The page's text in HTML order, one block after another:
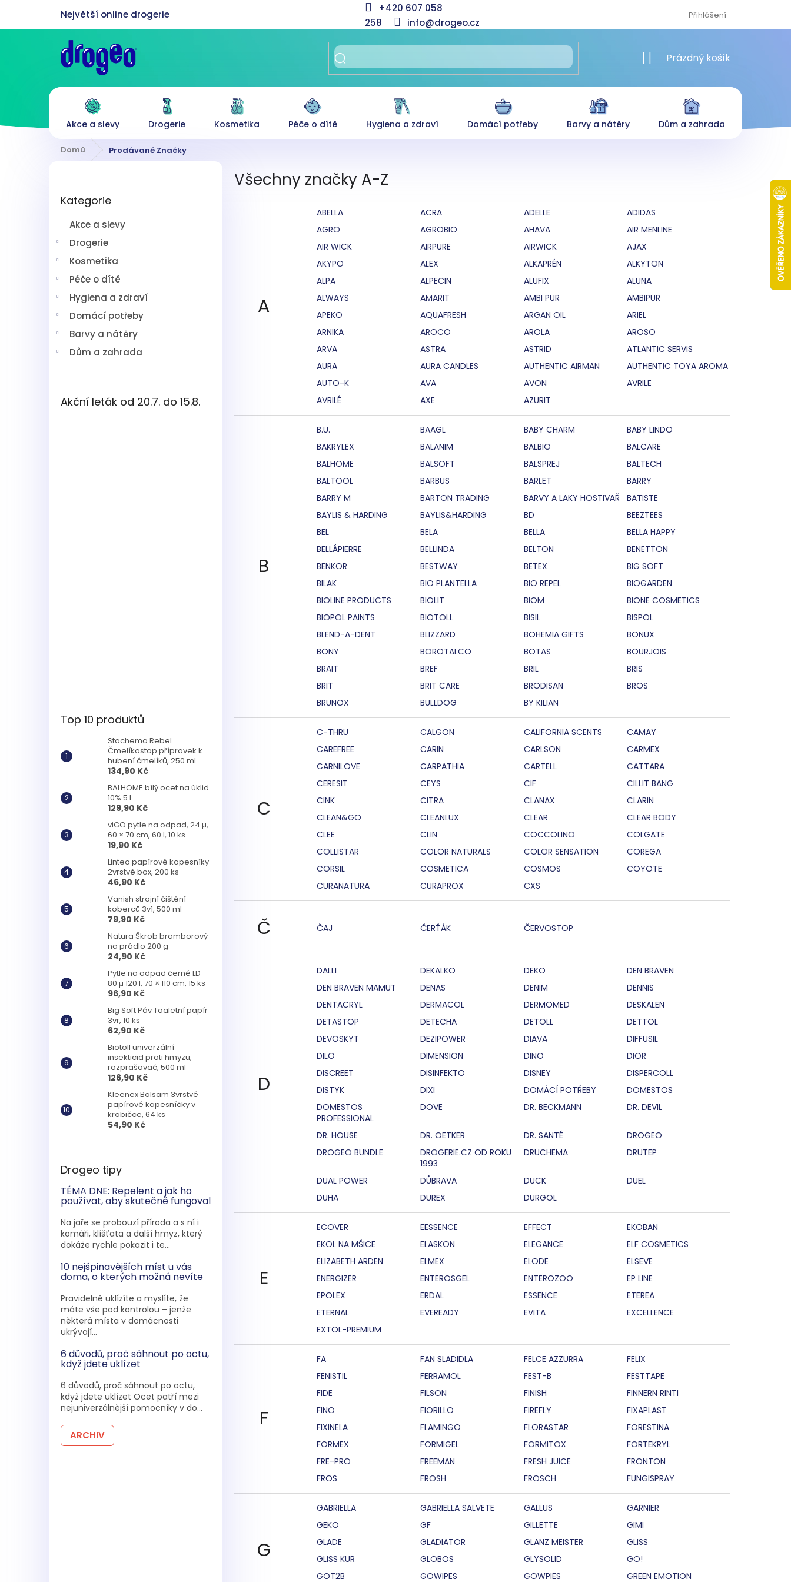
obsah
+420 607 058
258
info@drogeo.cz
Přihlášení
NÁKUPNÍ KOŠÍK
Prázdný košík
Akce a slevy Drogerie Kosmetika Péče o dítě Hygiena a zdraví Domácí potřeby Barvy a nátěry Dům a zahrada
Domů Prodávané Značky
kategorie
Kategorie
Akce a slevy
Drogerie
Kosmetika
Péče o dítě
Hygiena a zdraví
Domácí potřeby
Barvy a nátěry
Dům a zahrada
Akční leták od 20.7. do 15.8.
Top 10 produktů
Stachema Rebel
Čmelíkostop přípravek k
hubení čmelíků, 250 ml
134,90 Kč
BALHOME bílý ocet na úklid
10% 5 l
129,90 Kč
viGO pytle na odpad, 24 µ,
60 × 70 cm, 60 l, 10 ks
19,90 Kč
Linteo papírové kapesníky
2vrstvé box, 200 ks
46,90 Kč
Vanish strojní čištění
koberců 3v1, 500 ml
79,90 Kč
Natura Škrob bramborový
na prádlo 200 g
24,90 Kč
Pytle na odpad černé LD
80 µ 120 l, 70 × 110 cm, 15 ks
96,90 Kč
Big Soft Páv Toaletní papír
3vr, 10 ks
62,90 Kč
Biotoll univerzální
insekticid proti hmyzu,
rozprašovač, 500 ml
126,90 Kč
Kleenex Balsam 3vrstvé
papírové kapesníčky v
krabičce, 64 ks
54,90 Kč
Drogeo tipy
TÉMA DNE: Repelent a jak ho
používat, aby skutečně fungoval
Na jaře se probouzí příroda a s ní i
komáři, klíšťata a další hmyz, který
dokáže rychle pokazit i te...
10 nejšpinavějších míst u vás
doma, o kterých možná nevíte
Pravidelně uklízíte a myslíte, že
máte vše pod kontrolou – jenže
některá místa v domácnosti
ukrývají...
6 důvodů, proč sáhnout po octu,
když jdete uklízet
6 důvodů, proč sáhnout po octu,
když jdete uklízet Ocet patří mezi
nejuniverzálnější pomocníky v do...
ARCHIV
Všechny značky A-Z
A
ABELLA ACRA ADELLE
ADIDAS
AGRO
AGROBIO AHAVA
AIR MENLINE
AIR WICK
AIRPURE AIRWICK
AJAX
AKYPO
ALEX ALKAPRÉN
ALKYTON
ALPA
ALPECIN ALUFIX
ALUNA
ALWAYS
AMARIT AMBI PUR
AMBIPUR
APEKO
AQUAFRESH ARGAN OIL
ARIEL
ARNIKA
AROCO AROLA
AROSO
ARVA
ASTRA ASTRID
ATLANTIC SERVIS
AURA
AURA CANDLES AUTHENTIC AIRMAN
AUTHENTIC TOYA AROMA
AUTO-K
AVA AVON
AVRILE
AVRILÉ
AXE AZURIT
B
B.U. BAAGL BABY CHARM
BABY LINDO
BAKRYLEX
BALANIM BALBIO
BALCARE
BALHOME
BALSOFT BALSPREJ
BALTECH
BALTOOL
BARBUS BARLET
BARRY
BARRY M
BARTON TRADING BARVY A LAKY HOSTIVAŘ
BATISTE
BAYLIS & HARDING
BAYLIS&HARDING BD
BEEZTEES
BEL
BELA BELLA
BELLA HAPPY
BELLÁPIERRE
BELLINDA BELTON
BENETTON
BENKOR
BESTWAY BETEX
BIG SOFT
BILAK
BIO PLANTELLA BIO REPEL
BIOGARDEN
BIOLINE PRODUCTS
BIOLIT BIOM
BIONE COSMETICS
BIOPOL PAINTS
BIOTOLL BISIL
BISPOL
BLEND-A-DENT
BLIZZARD BOHEMIA GIFTS
BONUX
BONY
BOROTALCO BOTAS
BOURJOIS
BRAIT
BREF BRIL
BRIS
BRIT
BRIT CARE BRODISAN
BROS
BRUNOX
BULLDOG BY KILIAN
C
C-THRU CALGON CALIFORNIA SCENTS
CAMAY
CAREFREE
CARIN CARLSON
CARMEX
CARNILOVE
CARPATHIA CARTELL
CATTARA
CERESIT
CEYS CIF
CILLIT BANG
CINK
CITRA CLANAX
CLARIN
CLEAN&GO
CLEANLUX CLEAR
CLEAR BODY
CLEE
CLIN COCCOLINO
COLGATE
COLLISTAR
COLOR NATURALS COLOR SENSATION
COREGA
CORSIL
COSMETICA COSMOS
COYOTE
CURANATURA
CURAPROX CXS
Č ČAJ ČERŤÁK ČERVOSTOP
D
DALLI DEKALKO DEKO
DEN BRAVEN
DEN BRAVEN MAMUT
DENAS DENIM
DENNIS
DENTACRYL
DERMACOL DERMOMED
DESKALEN
DETASTOP
DETECHA DETOLL
DETTOL
DEVOSKYT
DEZIPOWER DIAVA
DIFFUSIL
DILO
DIMENSION DINO
DIOR
DISCREET
DISINFEKTO DISNEY
DISPERCOLL
DISTYK
DIXI DOMÁCÍ POTŘEBY
DOMESTOS
DOMESTOS
PROFESSIONAL
DOVE DR. BECKMANN DR. DEVIL
DR. HOUSE DR. OETKER DR. SANTÉ
DROGEO
DROGEO BUNDLE
DROGERIE.CZ OD ROKU
1993
DRUCHEMA DRUTEP
DUAL POWER DŮBRAVA DUCK
DUEL
DUHA
DUREX DURGOL
E
ECOVER EESSENCE EFFECT
EKOBAN
EKOL NA MŠICE
ELASKON ELEGANCE
ELF COSMETICS
ELIZABETH ARDEN
ELMEX ELODE
ELSEVE
ENERGIZER
ENTEROSGEL ENTEROZOO
EP LINE
EPOLEX
ERDAL ESSENCE
ETEREA
ETERNAL
EVEREADY EVITA
EXCELLENCE
EXTOL-PREMIUM
F
FA FAN SLADIDLA FELCE AZZURRA
FELIX
FENISTIL
FERRAMOL FEST-B
FESTTAPE
FIDE
FILSON FINISH
FINNERN RINTI
FINO
FIORILLO FIREFLY
FIXAPLAST
FIXINELA
FLAMINGO FLORASTAR
FORESTINA
FORMEX
FORMIGEL FORMITOX
FORTEKRYL
FRE-PRO
FREEMAN FRESH JUICE
FRONTON
FROS
FROSH FROSCH FUNGISPRAY
G
GABRIELLA GABRIELLA SALVETE GALLUS
GARNIER
GEKO
GF GILLETTE
GIMI
GLADE
GLADIATOR GLANZ MEISTER
GLISS
GLISS KUR
GLOBOS GLYSOLID
GO!
GOT2B
GOWIPES GOWPIES GREEN EMOTION